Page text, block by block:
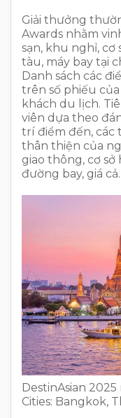
Giải thưởng
Awards nhằm
sạn, khu nghỉ, cơ
tàu, máy bay tại
Danh sách các
trên số phiếu
khách du lịch.
viên dựa theo
trí điểm đến, các
thân thiện của
giao thông, cơ
đường bay, giá cả.
DestinAsian
Cities: Bangkok,